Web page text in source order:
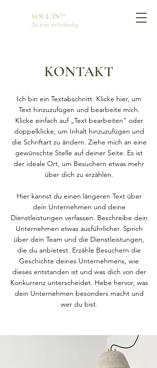
SOUL IN™
Du bist vollständig
KONTAKT
Ich bin ein Textabschnitt. Klicke hier, um
Text hinzuzufügen und bearbeite mich.
Klicke einfach auf „Text bearbeiten“ oder
doppelklicke, um Inhalt hinzuzufügen und
die Schriftart zu ändern. Ziehe mich an eine
gewünschte Stelle auf deiner Seite. Es ist
der ideale Ort, um Besuchern etwas mehr
über dich zu erzählen.
Hier kannst du einen längeren Text über
dein Unternehmen und deine
Dienstleistungen verfassen. Beschreibe dein
Unternehmen etwas ausführlicher. Sprich
über dein Team und die Dienstleistungen,
die du anbietest. Erzähle Besuchern die
Geschichte deines Unternehmens, wie
dieses entstanden ist und was dich von der
Konkurrenz unterscheidet. Hebe hervor, was
dein Unternehmen besonders macht und
wer du bist.